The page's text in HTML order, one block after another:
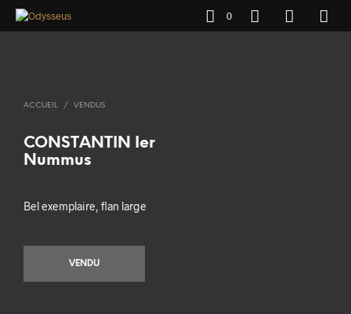
0
ACCUEIL / VENDUS
CONSTANTIN Ier
Nummus
Bel exemplaire, flan large
VENDU